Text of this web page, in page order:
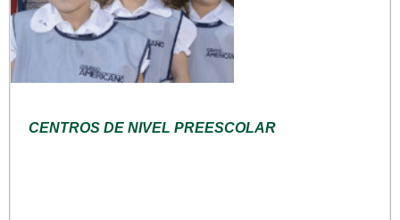
CENTROS DE NIVEL PREESCOLAR